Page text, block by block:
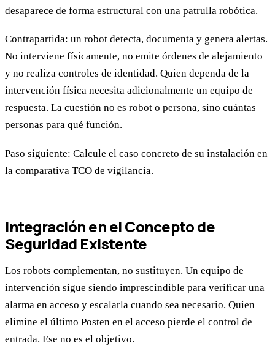
desaparece de forma estructural con una patrulla robótica.
Contrapartida: un robot detecta, documenta y genera alertas.
No interviene físicamente, no emite órdenes de alejamiento
y no realiza controles de identidad. Quien dependa de la
intervención física necesita adicionalmente un equipo de
respuesta. La cuestión no es robot o persona, sino cuántas
personas para qué función.
Paso siguiente: Calcule el caso concreto de su instalación en
la comparativa TCO de vigilancia.
Integración en el Concepto de
Seguridad Existente
Los robots complementan, no sustituyen. Un equipo de
intervención sigue siendo imprescindible para verificar una
alarma en acceso y escalarla cuando sea necesario. Quien
elimine el último Posten en el acceso pierde el control de
entrada. Ese no es el objetivo.